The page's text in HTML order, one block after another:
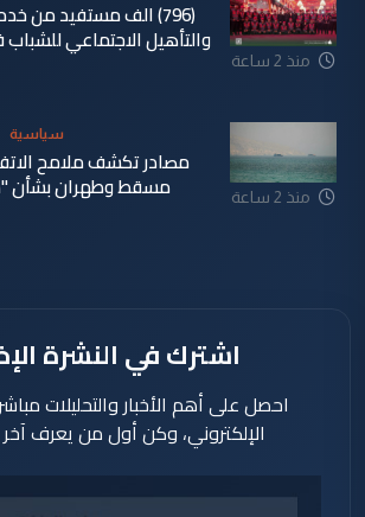
منذ 2 ساعة
(796) الف مستفيد من
والتأهيل الاجتماعي للشباب
منذ 2 ساعة
سياسية
مصادر تكشف ملامح
مسقط وطهران بشأن
اشترك في النشرة
احصل على أهم الأخبار والتحليلات
الإلكتروني، وكن أول من يعرف آخر